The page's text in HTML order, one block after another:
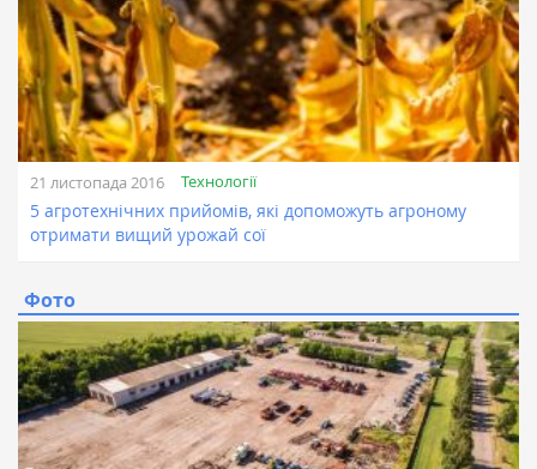
21 листопада 2016 Технології
5 агротехнічних прийомів, які допоможуть агроному
отримати вищий урожай сої
Фото